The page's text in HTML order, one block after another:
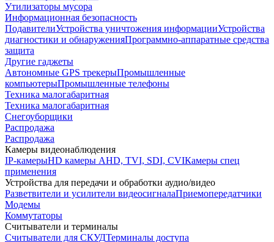
Утилизаторы мусора
Информационная безопасность
ПодавителиУстройства уничтожения информацииУстройства
диагностики и обнаруженияПрограммно-аппаратные средства
защита
Другие гаджеты
Автономные GPS трекерыПромышленные
компьютерыПромышленные телефоны
Техника малогабаритная
Техника малогабаритная
Снегоуборщики
Распродажа
Распродажа
Камеры видеонаблюдения
IP-камерыHD камеры AHD, TVI, SDI, CVIКамеры спец
применения
Устройства для передачи и обработки аудио/видео
Разветвители и усилители видеосигналаПриемопередатчики
Модемы
Коммутаторы
Считыватели и терминалы
Считыватели для СКУДТерминалы доступа